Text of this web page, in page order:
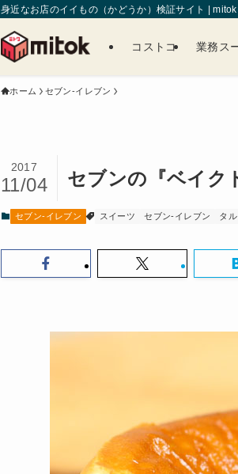
身近なお店のイイもの（かどうか）検証サイト | mitok
コストコ 業務ス
ホーム セブン-イレブン
セブンの『ベイク
2017
11/04
セブン-イレブン スイーツ セブン-イレブン タル